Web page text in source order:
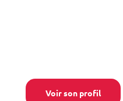
Voir son profil